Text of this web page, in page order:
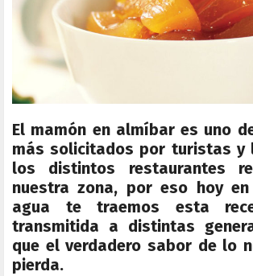
El mamón en almíbar es uno
más solicitados por turistas y
los distintos restaurantes
nuestra zona, por eso hoy en
agua te traemos esta
transmitida a distintas
que el verdadero sabor de lo
pierda.